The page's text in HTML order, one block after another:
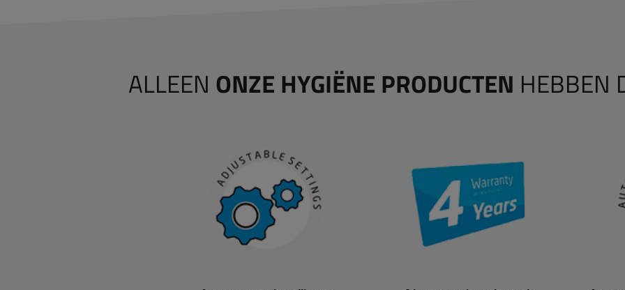
ALLEEN ONZE HYGIËNE PRODUCTEN HEBBEN